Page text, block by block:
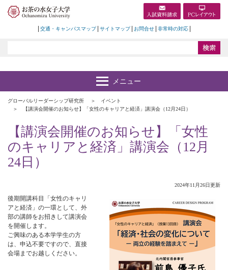
交通・キャンパスマップ サイトマップ お問合せ 非常時の対応
グローバルリーダーシップ研究所
イベント
【講演会開催のお知らせ】「女性のキャリアと経済」講演会（12月24日）
【講演会開催のお知らせ】「女性
のキャリアと経済」講演会（12月
24日）
2024年11月26日更新
後期開講科目「女性のキャリ
アと経済」の一環として、外
部の講師をお招きして講演会
を開催します。
ご興味のある本学学生の方
は、申込不要ですので、直接
会場までお越しください。